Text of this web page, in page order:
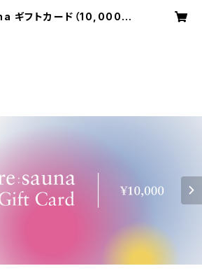
ギフトカード（10,000円